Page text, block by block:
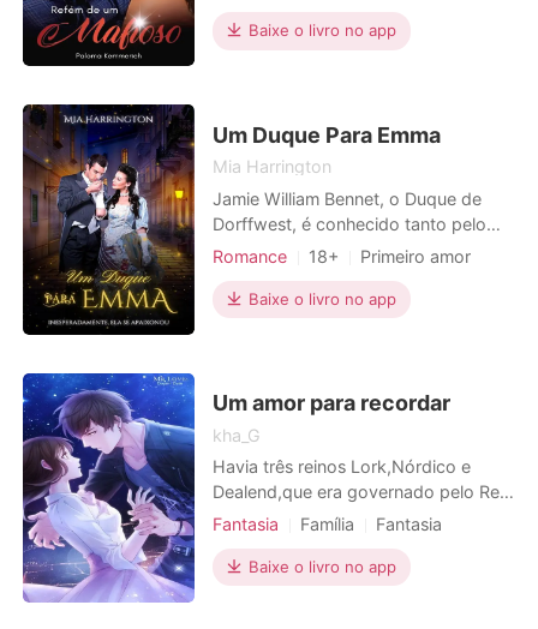
porque segundo seu marido falecido,
ela tinha com ela a chave que abria
Traição
Vingança
Máfia
Medrosa Azarada
Baixe o livro no app
Um Duque Para Emma
Mia Harrington
Jamie William Bennet, o Duque de
Dorffwest, é conhecido tanto pelo
título, beleza e influência quanto pelo
Beirando os trinta anos, o Duque
permanece solteiro o que dá margem
nem imaginam é que talvez ele
Romance 18+
Primeiro amor
Amor a primeira vista
Aristocracia
Encantador
Baixe o livro no app
Um amor para recordar
kha_G
Havia três reinos Lork,Nórdico e
Dealend,que era governado pelo Rei
Melchior.A ganância e a inveja
guerra estava prestes acontecer até
uma velha bruxa impedir,trazendo o
Fantasia Família
Fantasia
Traição
Vingança
Baixe o livro no app